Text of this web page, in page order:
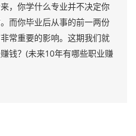
，你学什么专业并不决定你
而你毕业后从事的前一两份
常重要的影响。这期我们就
钱？(未来10年有哪些职业赚